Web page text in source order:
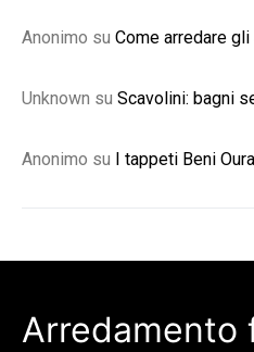
Anonimo su Come arredare
Unknown su Scavolini: bagni
Anonimo su I tappeti Beni
Arredamento